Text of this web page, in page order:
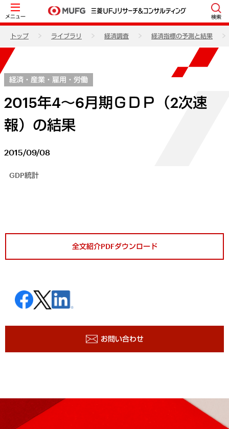
メニュー 検索
トップ ライブラリ 経済調査 経済指標の予測と結果
経済・産業・雇用・労働
2015年4～6月期ＧＤＰ（2次速
報）の結果
2015/09/08
GDP統計
全文紹介PDFダウンロード
お問い合わせ